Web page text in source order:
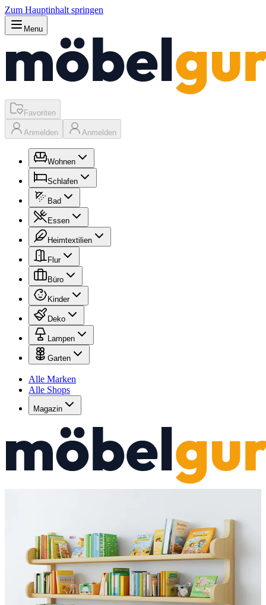
Zum Hauptinhalt springen
Menu
Favoriten
Anmelden Anmelden
Wohnen
Schlafen
Bad
Essen
Heimtextilien
Flur
Büro
Kinder
Deko
Lampen
Garten
Alle Marken
Alle Shops
Magazin